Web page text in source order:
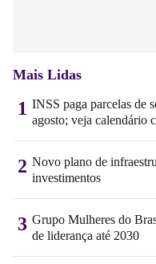
Mais Lidas
1 INSS paga parcelas de
agosto; veja calendário
2 Novo plano de
investimentos
3 Grupo Mulheres do
de liderança até 2030